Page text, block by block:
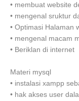
• membuat website
• mengenal sruktur
• Optimasi Halaman
• mengenal macam
• Beriklan di internet
Materi mysql
• instalasi xampp
• hak akses user